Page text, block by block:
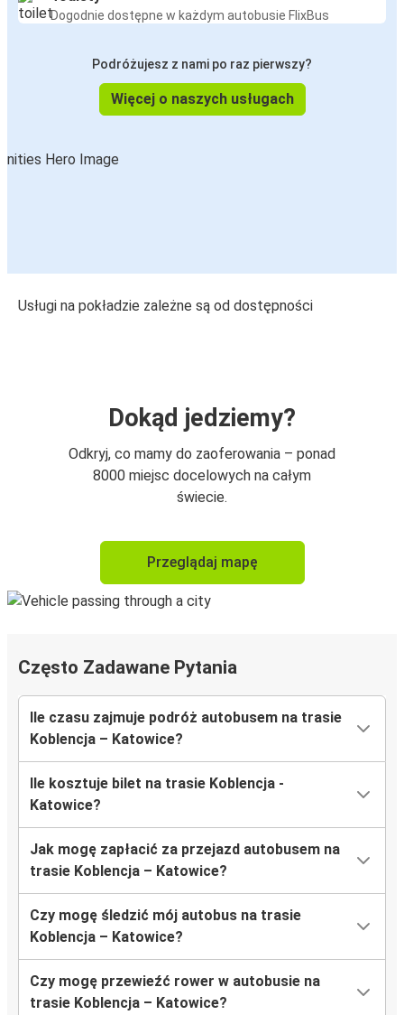
Dogodnie dostępne w każdym autobusie FlixBus
Podróżujesz z nami po raz pierwszy?
Więcej o naszych usługach
Usługi na pokładzie zależne są od dostępności
Dokąd jedziemy?
Odkryj, co mamy do zaoferowania – ponad
8000 miejsc docelowych na całym
świecie.
Przeglądaj mapę
Często Zadawane Pytania
Ile czasu zajmuje podróż autobusem na trasie
Koblencja – Katowice?
Ile kosztuje bilet na trasie Koblencja -
Katowice?
Jak mogę zapłacić za przejazd autobusem na
trasie Koblencja – Katowice?
Czy mogę śledzić mój autobus na trasie
Koblencja – Katowice?
Czy mogę przewieźć rower w autobusie na
trasie Koblencja – Katowice?